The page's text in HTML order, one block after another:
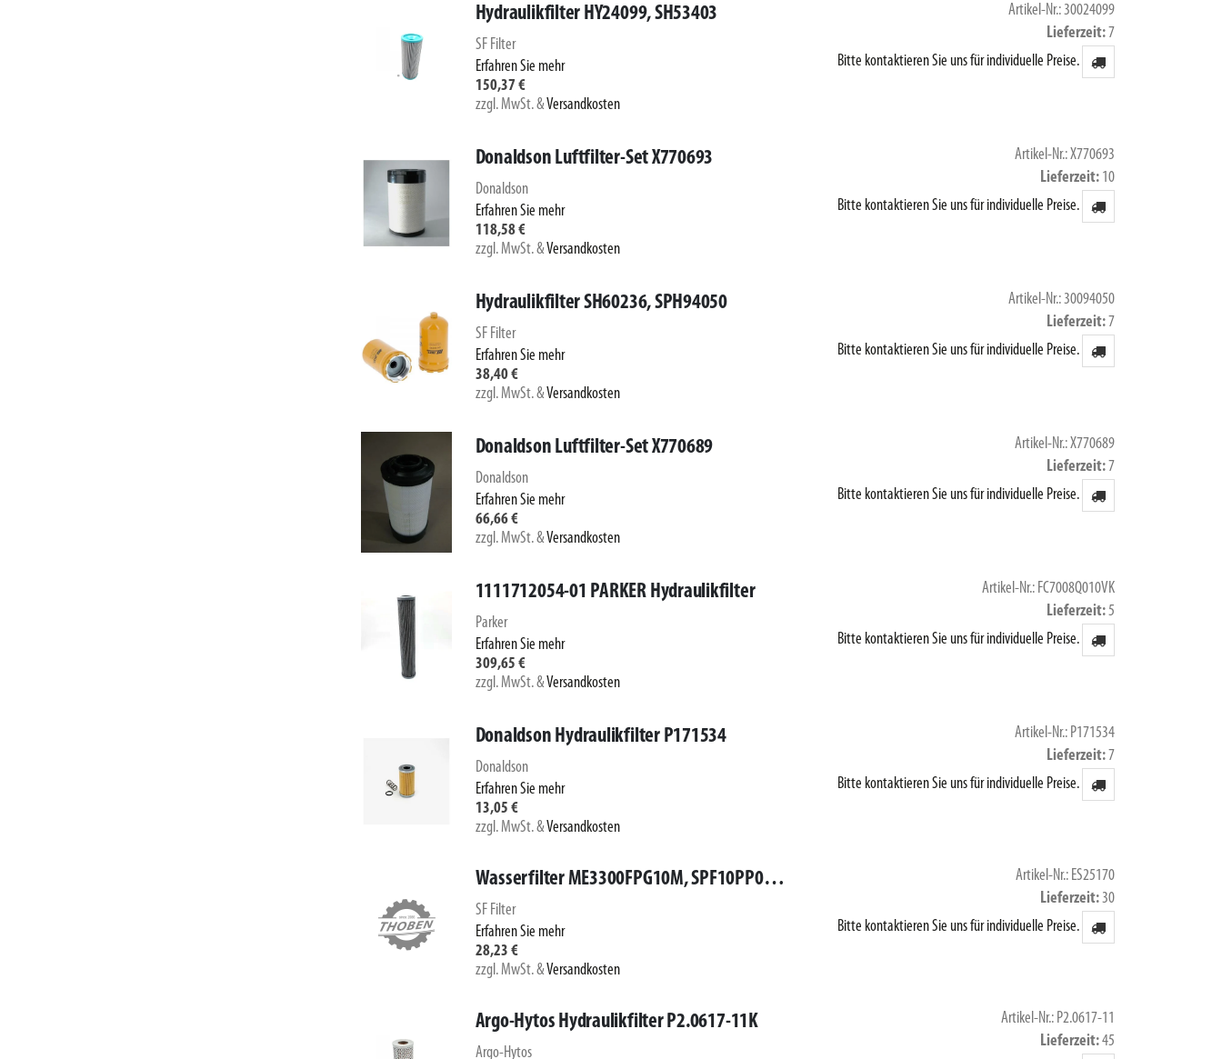
Hydraulikfilter HY24099, SH53403
SF Filter
Erfahren Sie mehr
150,37 €
zzgl. MwSt.&Versandkosten
Artikel-Nr.: 30024099
Lieferzeit 7
Bitte kontaktieren Sie uns für individuelle Preise.
Donaldson Luftfilter-Set X770693
Donaldson
Erfahren Sie mehr
118,58 €
zzgl. MwSt.&Versandkosten
Artikel-Nr.: X770693
Lieferzeit 10
Bitte kontaktieren Sie uns für individuelle Preise.
Hydraulikfilter SH60236, SPH94050
SF Filter
Erfahren Sie mehr
38,40 €
zzgl. MwSt.&Versandkosten
Artikel-Nr.: 30094050
Lieferzeit 7
Bitte kontaktieren Sie uns für individuelle Preise.
Donaldson Luftfilter-Set X770689
Donaldson
Erfahren Sie mehr
66,66 €
zzgl. MwSt.&Versandkosten
Artikel-Nr.: X770689
Lieferzeit 7
Bitte kontaktieren Sie uns für individuelle Preise.
1111712054-01 PARKER Hydraulikfilter
Parker
Erfahren Sie mehr
309,65 €
zzgl. MwSt.&Versandkosten
Artikel-Nr.: FC7008Q010VK
Lieferzeit 5
Bitte kontaktieren Sie uns für individuelle Preise.
Donaldson Hydraulikfilter P171534
Donaldson
Erfahren Sie mehr
13,05 €
zzgl. MwSt.&Versandkosten
Artikel-Nr.: P171534
Lieferzeit 7
Bitte kontaktieren Sie uns für individuelle Preise.
Wasserfilter ME3300FPG10M, SPF10PP075.0-XX
SF Filter
Erfahren Sie mehr
28,23 €
zzgl. MwSt.&Versandkosten
Artikel-Nr.: ES25170
Lieferzeit 30
Bitte kontaktieren Sie uns für individuelle Preise.
Argo-Hytos Hydraulikfilter P2.0617-11K
Argo-Hytos
Artikel-Nr.: P2.0617-11
Lieferzeit 45